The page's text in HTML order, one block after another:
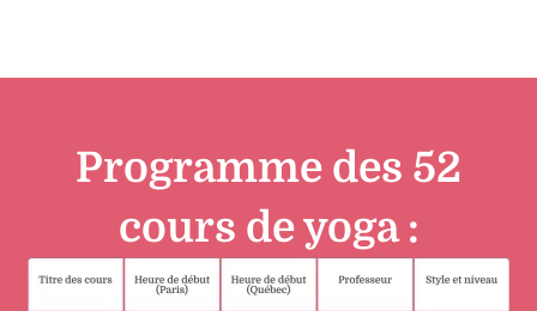
Programme des 52
cours de yoga :